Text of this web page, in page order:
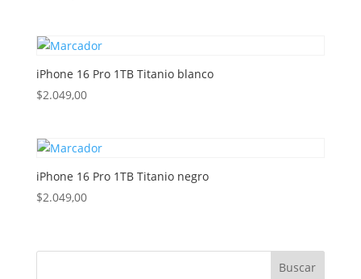
iPhone 16 Pro 1TB Titanio blanco
$2.049,00
iPhone 16 Pro 1TB Titanio negro
$2.049,00